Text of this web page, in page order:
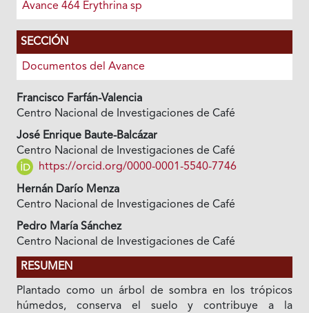
Avance 464 Erythrina sp
SECCIÓN
Documentos del Avance
Francisco Farfán-Valencia
Centro Nacional de Investigaciones de Café
José Enrique Baute-Balcázar
Centro Nacional de Investigaciones de Café
https://orcid.org/0000-0001-5540-7746
Hernán Darío Menza
Centro Nacional de Investigaciones de Café
Pedro María Sánchez
Centro Nacional de Investigaciones de Café
RESUMEN
Plantado como un árbol de sombra en los trópicos
húmedos, conserva el suelo y contribuye a la